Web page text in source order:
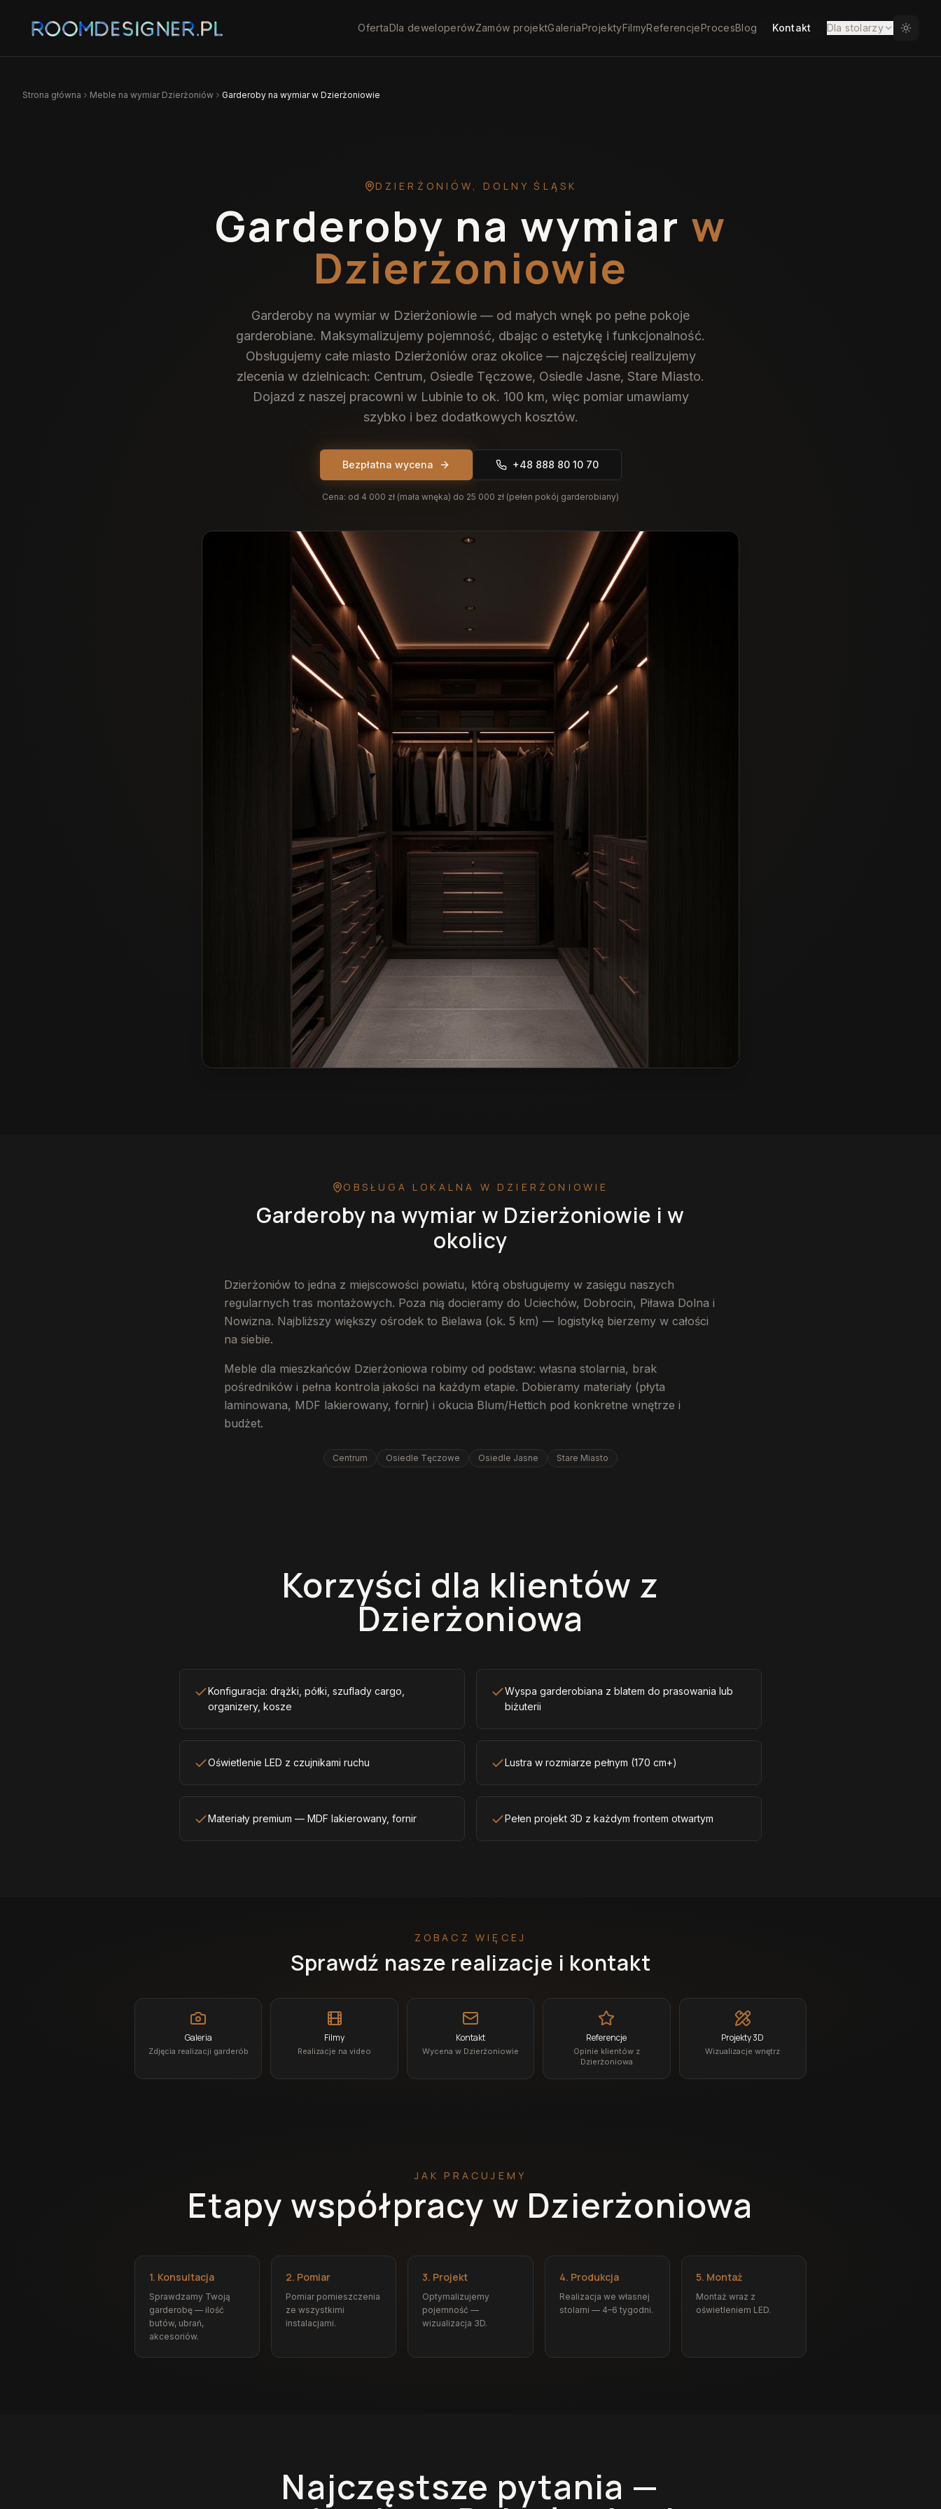
OfertaDla deweloperówZamów projektGaleriaProjektyFilmyReferencjeProcesBlog Kontakt Dla stolarzy
Strona główna Meble na wymiar Dzierżoniów Garderoby na wymiar w Dzierżoniowie
DZIERŻONIÓW , DOLNY ŚLĄSK
Garderoby na wymiar w
Dzierżoniowie
Garderoby na wymiar w Dzierżoniowie — od małych wnęk po pełne pokoje
garderobiane. Maksymalizujemy pojemność, dbając o estetykę i funkcjonalność.
Obsługujemy całe miasto Dzierżoniów oraz okolice — najczęściej realizujemy
zlecenia w dzielnicach: Centrum, Osiedle Tęczowe, Osiedle Jasne, Stare Miasto.
Dojazd z naszej pracowni w Lubinie to ok. 100 km, więc pomiar umawiamy
szybko i bez dodatkowych kosztów.
Bezpłatna wycena +48 888 80 10 70
Cena: od 4 000 zł (mała wnęka) do 25 000 zł (pełen pokój garderobiany)
OBSŁUGA LOKALNA W DZIERŻONIOWIE
Garderoby na wymiar w Dzierżoniowie i w
okolicy
Dzierżoniów to jedna z miejscowości powiatu, którą obsługujemy w zasięgu naszych
regularnych tras montażowych. Poza nią docieramy do Uciechów, Dobrocin, Piława Dolna i
Nowizna. Najbliższy większy ośrodek to Bielawa (ok. 5 km) — logistykę bierzemy w całości
na siebie.
Meble dla mieszkańców Dzierżoniowa robimy od podstaw: własna stolarnia, brak
pośredników i pełna kontrola jakości na każdym etapie. Dobieramy materiały (płyta
laminowana, MDF lakierowany, fornir) i okucia Blum/Hettich pod konkretne wnętrze i
budżet.
Centrum Osiedle Tęczowe Osiedle Jasne Stare Miasto
Korzyści dla klientów z
Dzierżoniowa
Konfiguracja: drążki, półki, szuflady cargo,
organizery, kosze
Wyspa garderobiana z blatem do prasowania lub
biżuterii
Oświetlenie LED z czujnikami ruchu Lustra w rozmiarze pełnym (170 cm+)
Materiały premium — MDF lakierowany, fornir Pełen projekt 3D z każdym frontem otwartym
ZOBACZ WIĘCEJ
Sprawdź nasze realizacje i kontakt
Galeria
Zdjęcia realizacji garderób
Filmy
Realizacje na video
Kontakt
Wycena w Dzierżoniowie
Referencje
Opinie klientów z
Dzierżoniowa
Projekty 3D
Wizualizacje wnętrz
JAK PRACUJEMY
Etapy współpracy w Dzierżoniowa
1. Konsultacja
Sprawdzamy Twoją
garderobę — ilość
butów, ubrań,
akcesoriów.
2. Pomiar
Pomiar pomieszczenia
ze wszystkimi
instalacjami.
3. Projekt
Optymalizujemy
pojemność —
wizualizacja 3D.
4. Produkcja
Realizacja we własnej
stolarni — 4–6 tygodni.
5. Montaż
Montaż wraz z
oświetleniem LED.
Najczęstsze pytania —